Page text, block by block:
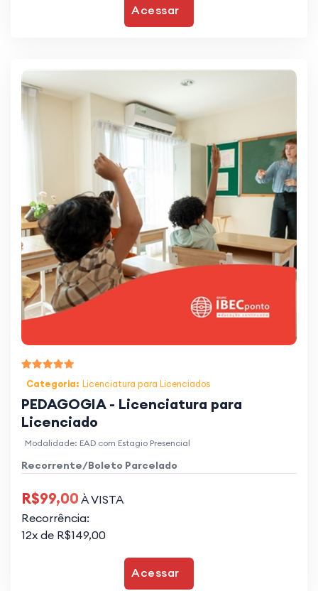
Acessar
Categoria: Licenciatura para Licenciados
PEDAGOGIA - Licenciatura para
Licenciado
Modalidade: EAD com Estagio Presencial
Recorrente/Boleto Parcelado
R$99,00 À VISTA
Recorrência:
12x de R$149,00
Acessar